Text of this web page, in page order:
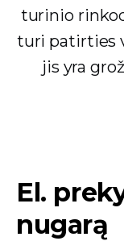
turinio
turi patirties
jis yra
El.
nugarą